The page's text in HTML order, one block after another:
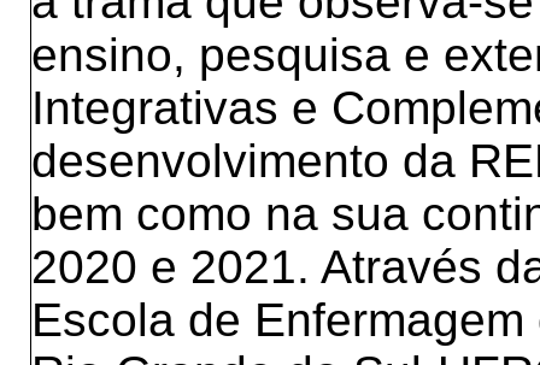
ensino, pesquisa e
Integrativas e
desenvolvimento da
bem como na sua
2020 e 2021. Através
Escola de